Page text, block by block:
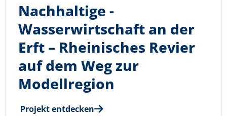
Nachhaltige ­
Wasserwirtschaft an der
Erft – ­Rheinisches Revier
auf dem Weg zur
Modellregion
Projekt entdecken